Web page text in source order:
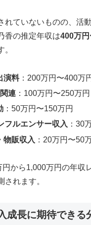
れていないものの、活
香の推定年収は400万
。
演料：200万円〜400万
連 ：100万円〜250万円
：50万円〜150万円
フルエンサー収入 ：30
物販収入 ：20万円〜50
から1,000万円の年収
されます。
成長に期待できる